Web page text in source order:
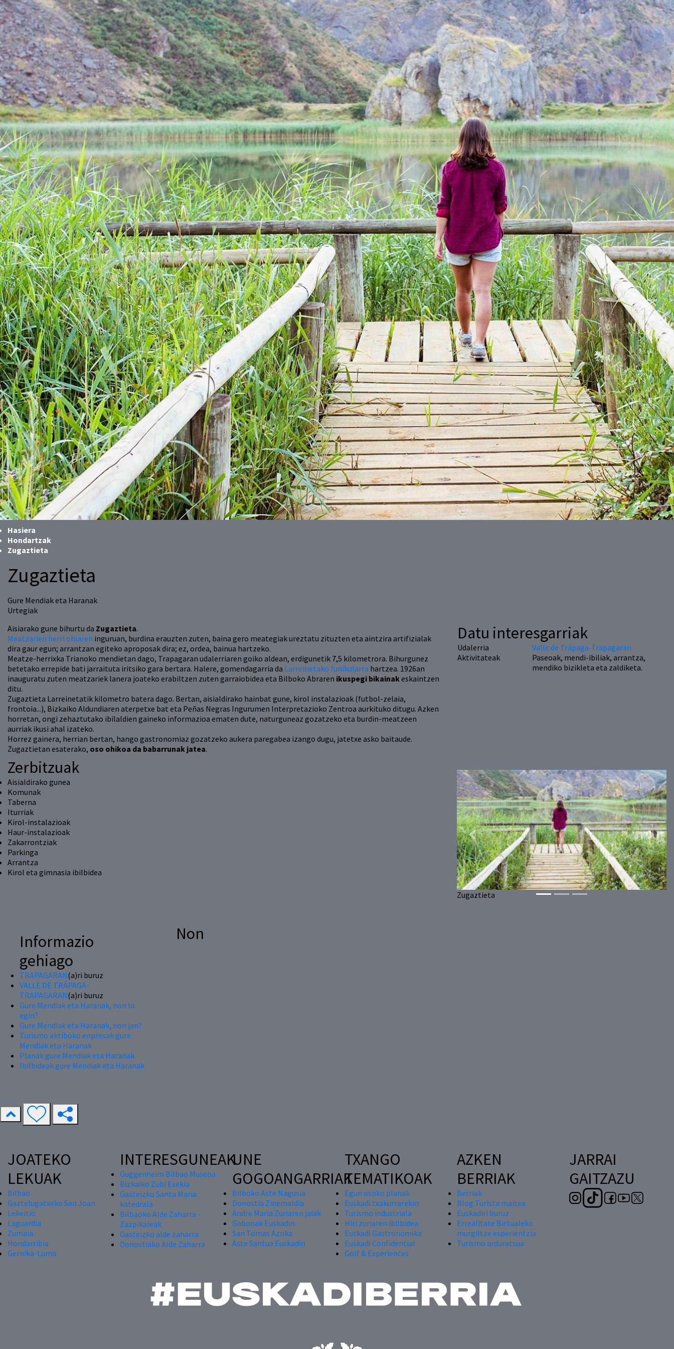
Hasiera
Hondartzak
Zugaztieta
Zugaztieta
Gure Mendiak eta Haranak
Urtegiak
Aisiarako gune bihurtu da Zugaztieta.
Meatzarien herri ohiaren inguruan, burdina erauzten zuten, baina gero meategiak ureztatu zituzten eta aintzira artifizialak
dira gaur egun; arrantzan egiteko aproposak dira; ez, ordea, bainua hartzeko.
Meatze-herrixka Trianoko mendietan dago, Trapagaran udalerriaren goiko aldean, erdigunetik 7,5 kilometrora. Bihurgunez
betetako errepide bati jarraituta iritsiko gara bertara. Halere, gomendagarria da Larreinetako funikularra hartzea. 1926an
inauguratu zuten meatzariek lanera joateko erabiltzen zuten garraiobidea eta Bilboko Abraren ikuspegi bikainakeskaintzen
ditu.
Zugaztieta Larreinetatik kilometro batera dago. Bertan, aisialdirako hainbat gune, kirol instalazioak (futbol-zelaia,
frontoia...), Bizkaiko Aldundiaren aterpetxe bat eta Peñas Negras Ingurumen Interpretazioko Zentroa aurkituko ditugu. Azken
horretan, ongi zehaztutako ibilaldien gaineko informazioa ematen dute, naturguneaz gozatzeko eta burdin-meatzeen
aurriak ikusi ahal izateko.
Horrez gainera, herrian bertan, hango gastronomiaz gozatzeko aukera paregabea izango dugu, jatetxe asko baitaude.
Zugaztietan esaterako, oso ohikoa da babarrunak jatea.
Datu interesgarriak
Udalerria
Valle de Trápaga-Trapagaran
Aktivitateak
Paseoak, mendi-ibiliak, arrantza,
mendiko bizikleta eta zaldiketa.
Zerbitzuak
Aisialdirako gunea
Komunak
Taberna
Iturriak
Kirol-instalazioak
Haur-instalazioak
Zakarrontziak
Parkinga
Arrantza
Kirol eta gimnasia ibilbidea
Zugaztieta
Previous Next
Informazio
gehiago
TRAPAGARAN(a)ri buruz
VALLE DE TRÁPAGA-
TRAPAGARAN(a)ri buruz
Gure Mendiak eta Haranak, non lo
egin?
Gure Mendiak eta Haranak, non jan?
Turismo aktiboko enpresak gure
Mendiak eta Haranak
Planak gure Mendiak eta Haranak
Ibilbideak gure Mendiak eta Haranak
Non
JOATEKO
LEKUAK
Bilbao
Gaztelugatxeko San Joan
Lekeitio
Laguardia
Zumaia
Hondarribia
Gernika-Lumo
INTERESGUNEAK
Guggenheim Bilbao Museoa
Bizkaiko Zubi Esekia
Gasteizko Santa Maria
katedrala
Bilbaoko Alde Zaharra -
Zazpikaleak
Gasteizko alde zaharra
Donostiako Alde Zaharra
UNE
GOGOANGARRIAK
Bilboko Aste Nagusia
Donostia Zinemaldia
Andre Maria Zuriaren jaiak
Gabonak Euskadin
San Tomas Azoka
Aste Santua Euskadin
TXANGO
TEMATIKOAK
Egun osoko planak
Euskadi txakurrarekin
Turismo industriala
Hiri zuriaren ibilbidea
Euskadi Gastronomika
Euskadi Confidential
Golf & Experiences
AZKEN
BERRIAK
Berriak
Blog Turista maitea
Euskadiri buruz
Errealitate Birtualeko
murgiltze esperientzia
Turismo arduratsua
JARRAI
GAITZAZU